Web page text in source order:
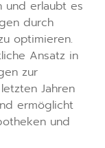
und erlaubt es
durch
optimieren.
Ansatz in
zur
Jahren
ermöglicht
und